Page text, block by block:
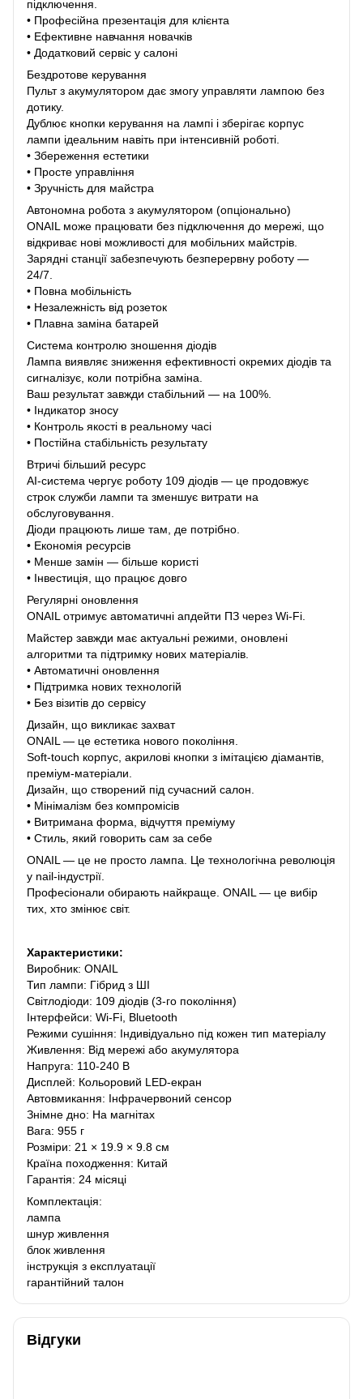
підключення.
• Професійна презентація для клієнта
• Ефективне навчання новачків
• Додатковий сервіс у салоні
Бездротове керування
Пульт з акумулятором дає змогу управляти лампою без
дотику.
Дублює кнопки керування на лампі і зберігає корпус
лампи ідеальним навіть при інтенсивній роботі.
• Збереження естетики
• Просте управління
• Зручність для майстра
Автономна робота з акумулятором (опціонально)
ONAIL може працювати без підключення до мережі, що
відкриває нові можливості для мобільних майстрів.
Зарядні станції забезпечують безперервну роботу —
24/7.
• Повна мобільність
• Незалежність від розеток
• Плавна заміна батарей
Система контролю зношення діодів
Лампа виявляє зниження ефективності окремих діодів та
сигналізує, коли потрібна заміна.
Ваш результат завжди стабільний — на 100%.
• Індикатор зносу
• Контроль якості в реальному часі
• Постійна стабільність результату
Втричі більший ресурс
AI-система чергує роботу 109 діодів — це продовжує
строк служби лампи та зменшує витрати на
обслуговування.
Діоди працюють лише там, де потрібно.
• Економія ресурсів
• Менше замін — більше користі
• Інвестиція, що працює довго
Регулярні оновлення
ONAIL отримує автоматичні апдейти ПЗ через Wi-Fi.
Майстер завжди має актуальні режими, оновлені
алгоритми та підтримку нових матеріалів.
• Автоматичні оновлення
• Підтримка нових технологій
• Без візитів до сервісу
Дизайн, що викликає захват
ONAIL — це естетика нового покоління.
Soft-touch корпус, акрилові кнопки з імітацією діамантів,
преміум-матеріали.
Дизайн, що створений під сучасний салон.
• Мінімалізм без компромісів
• Витримана форма, відчуття преміуму
• Стиль, який говорить сам за себе
ONАIL — це не просто лампа. Це технологічна революція
у nail-індустрії.
Професіонали обирають найкраще. ONAIL — це вибір
тих, хто змінює світ.
Характеристики:
Виробник: ONAIL
Тип лампи: Гібрид з ШІ
Світлодіоди: 109 діодів (3-го покоління)
Інтерфейси: Wi-Fi, Bluetooth
Режими сушіння: Індивідуально під кожен тип матеріалу
Живлення: Від мережі або акумулятора
Напруга: 110-240 В
Дисплей: Кольоровий LED-екран
Автовмикання: Інфрачервоний сенсор
Знімне дно: На магнітах
Вага: 955 г
Розміри: 21 × 19.9 × 9.8 см
Країна походження: Китай
Гарантія: 24 місяці
Комплектація:
лампа
шнур живлення
блок живлення
інструкція з експлуатації
гарантійний талон
Відгуки